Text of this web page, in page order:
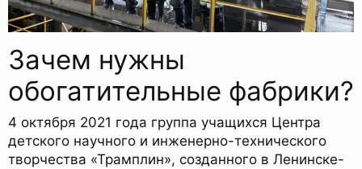
Зачем нужны
обогатительные фабрики?
4 октября 2021 года группа учащихся Центра
детского научного и инженерно-технического
творчества «Трамплин», созданного в Ленинске-